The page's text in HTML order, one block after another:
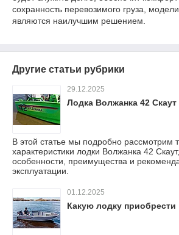
сохранность перевозимого груза,
являются наилучшим решением.
Другие статьи рубрики
29.12.2025
Лодка Волжанка 42 Скаут
В этой статье мы подробно рассмотрим
характеристики лодки Волжанка 42
особенности, преимущества и
эксплуатации.
01.12.2025
Какую лодку приобрести